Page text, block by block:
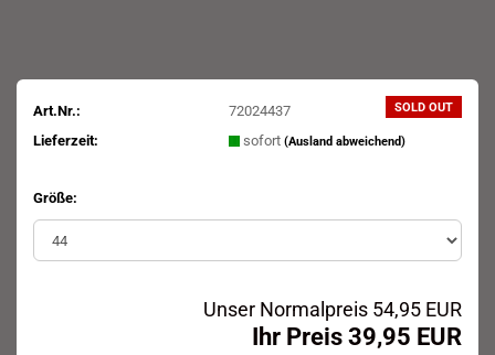
SOLD OUT
Art.Nr.:
72024437
Lieferzeit:
sofort (Ausland abweichend)
Größe:
Unser Normalpreis 54,95 EUR
Ihr Preis 39,95 EUR